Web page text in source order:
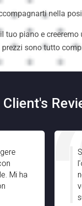
nella
piano e
sono tutto
Client's
Sono molto
l'ottima
nostro soggiorno
veramente
supporto e